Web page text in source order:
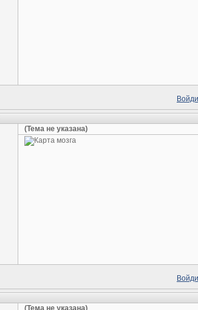
(Тема не указана)
(Тема не указана)